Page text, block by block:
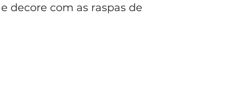
decore com as raspas de